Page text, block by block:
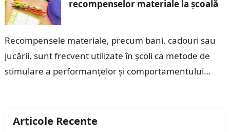
recompenselor materiale la școală
Recompensele materiale, precum bani, cadouri sau
jucării, sunt frecvent utilizate în școli ca metode de
stimulare a performanțelor și comportamentului
Articole Recente